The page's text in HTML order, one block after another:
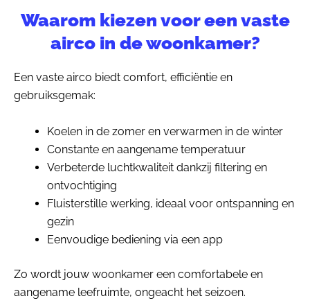
Waarom kiezen voor een vaste
airco in de woonkamer?
Een vaste airco biedt comfort, efficiëntie en
gebruiksgemak:
Koelen in de zomer en verwarmen in de winter
Constante en aangename temperatuur
Verbeterde luchtkwaliteit dankzij filtering en
ontvochtiging
Fluisterstille werking, ideaal voor ontspanning en
gezin
Eenvoudige bediening via een app
Zo wordt jouw woonkamer een comfortabele en
aangename leefruimte, ongeacht het seizoen.